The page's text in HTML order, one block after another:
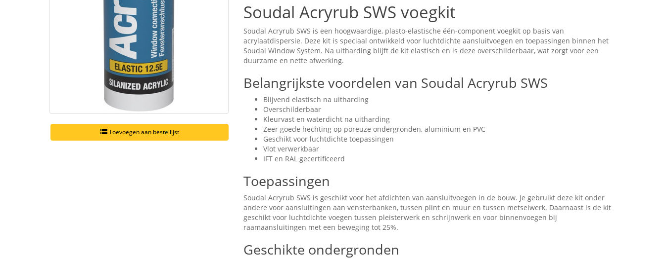
Toevoegen aan bestellijst
Soudal Acryrub SWS voegkit
Soudal Acryrub SWS is een hoogwaardige, plasto-elastische één-component voegkit op basis van
acrylaatdispersie. Deze kit is speciaal ontwikkeld voor luchtdichte aansluitvoegen en toepassingen binnen het
Soudal Window System. Na uitharding blijft de kit elastisch en is deze overschilderbaar, wat zorgt voor een
duurzame en nette afwerking.
Belangrijkste voordelen van Soudal Acryrub SWS
Blijvend elastisch na uitharding
Overschilderbaar
Kleurvast en waterdicht na uitharding
Zeer goede hechting op poreuze ondergronden, aluminium en PVC
Geschikt voor luchtdichte toepassingen
Vlot verwerkbaar
IFT en RAL gecertificeerd
Toepassingen
Soudal Acryrub SWS is geschikt voor het afdichten van aansluitvoegen in de bouw. Je gebruikt deze kit onder
andere voor aansluitingen aan vensterbanken, tussen plint en muur en tussen metselwerk. Daarnaast is de kit
geschikt voor luchtdichte voegen tussen pleisterwerk en schrijnwerk en voor binnenvoegen bij
raamaansluitingen met een beweging tot 25%.
Geschikte ondergronden